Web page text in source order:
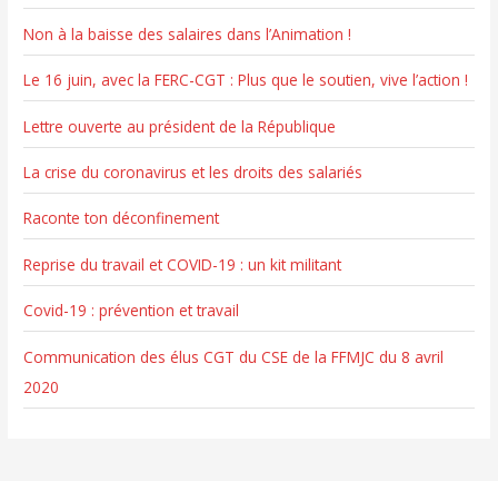
:Non à la baisse des salaires dans l’Animation !
Le 16 juin, avec la FERC-CGT : Plus que le soutien, vive l’action !
Lettre ouverte au président de la République
La crise du coronavirus et les droits des salariés
Raconte ton déconfinement
Reprise du travail et COVID-19 : un kit militant
Covid-19 : prévention et travail
Communication des élus CGT du CSE de la FFMJC du 8 avril
2020